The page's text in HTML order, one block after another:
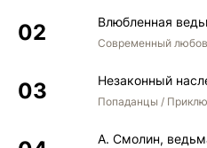
Влюбленная
Современный
А. Смолин,